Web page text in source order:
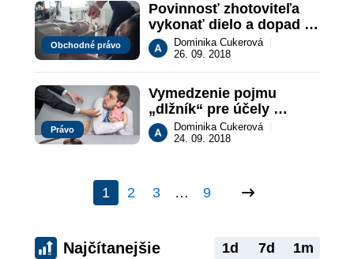
Obchodné právo
Povinnosť zhotoviteľa
vykonať dielo a dopad
na jeho zodpovednosť
za vady diela v režime
Obchodného zákonníka
Dominika Cukerová
26. 09. 2018
Právo
Vymedzenie pojmu
„dlžník“ pre účely
odporovateľnosti
právnych úkonov
Dominika Cukerová
24. 09. 2018
1 2 3 … 9
Najčítanejšie 1d 7d 1m